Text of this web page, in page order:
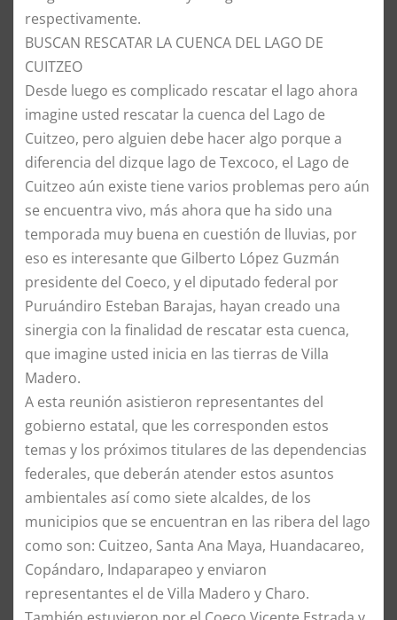
respectivamente.
BUSCAN RESCATAR LA CUENCA DEL LAGO DE
CUITZEO
Desde luego es complicado rescatar el lago ahora
imagine usted rescatar la cuenca del Lago de
Cuitzeo, pero alguien debe hacer algo porque a
diferencia del dizque lago de Texcoco, el Lago de
Cuitzeo aún existe tiene varios problemas pero aún
se encuentra vivo, más ahora que ha sido una
temporada muy buena en cuestión de lluvias, por
eso es interesante que Gilberto López Guzmán
presidente del Coeco, y el diputado federal por
Puruándiro Esteban Barajas, hayan creado una
sinergia con la finalidad de rescatar esta cuenca,
que imagine usted inicia en las tierras de Villa
Madero.
A esta reunión asistieron representantes del
gobierno estatal, que les corresponden estos
temas y los próximos titulares de las dependencias
federales, que deberán atender estos asuntos
ambientales así como siete alcaldes, de los
municipios que se encuentran en las ribera del lago
como son: Cuitzeo, Santa Ana Maya, Huandacareo,
Copándaro, Indaparapeo y enviaron
representantes el de Villa Madero y Charo.